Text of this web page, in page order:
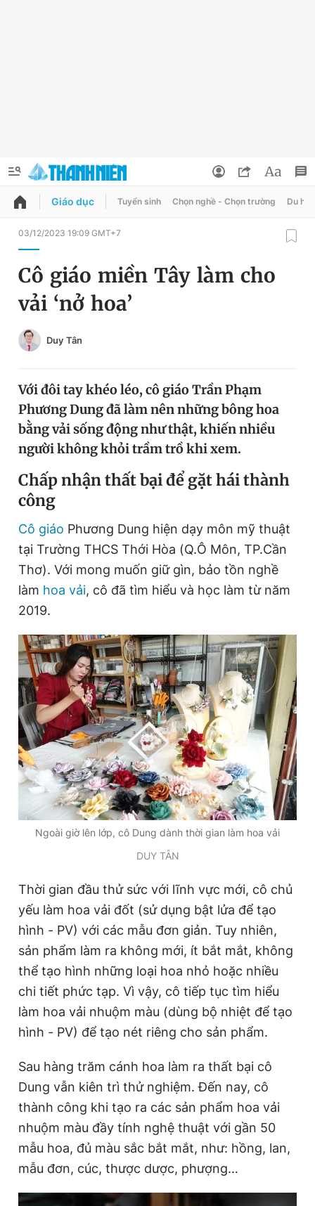
QUẢNG CÁO ĐẶT BÁO
Chuyên mục
Chuyên mục khác
Tin thị trường Tin 360
Video Magazine
Sản phẩm khác
Tiện ích Bạn cần biết
Thông tin tòa soạn Liên hệ quảng cáo
Đọc Thanh Niên trên điện thoại
Theo dõi báo trên
Hotline
0906 645 777
Liên hệ quảng cáo
0908 780 404
RSS Tòa soạn
Tổng biên tập: Nguyễn Ngọc Toàn
Phó tổng biên tập thường trực: Hải Thành
Phó tổng biên tập: Lâm Hiếu Dũng
Phó tổng biên tập: Trần Việt Hưng
Tổng thư ký tòa soạn: Đức Trung
Giấy phép xuất bản số 110/GP - BTTTT cấp ngày 24.3.2020
© 2003-2026 Bản quyền thuộc về Báo Thanh Niên. Cấm sao
chép dưới mọi hình thức nếu không có sự chấp thuận bằng văn
bản. Phát triển bởi ePi Technologies, JSC.
Đổi mật khẩu
Tin đã lưu
Tin đã xem
Đăng xuất
Giáo dục Tuyển sinh Chọn nghề - Chọn trường Du học
03/12/2023 19:09 GMT+7
Cô giáo miền Tây làm cho
vải ‘nở hoa’
Duy Tân
Với đôi tay khéo léo, cô giáo Trần Phạm
Phương Dung đã làm nên những bông hoa
bằng vải sống động như thật, khiến nhiều
người không khỏi trầm trồ khi xem.
Chấp nhận thất bại để gặt hái thành
công
Cô giáo Phương Dung hiện dạy môn mỹ thuật
tại Trường THCS Thới Hòa (Q.Ô Môn, TP.Cần
Thơ). Với mong muốn giữ gìn, bảo tồn nghề
làm hoa vải, cô đã tìm hiểu và học làm từ năm
2019.
Ngoài giờ lên lớp, cô Dung dành thời gian làm hoa vải
DUY TÂN
Thời gian đầu thử sức với lĩnh vực mới, cô chủ
yếu làm hoa vải đốt (sử dụng bật lửa để tạo
hình - PV) với các mẫu đơn giản. Tuy nhiên,
sản phẩm làm ra không mới, ít bắt mắt, không
thể tạo hình những loại hoa nhỏ hoặc nhiều
chi tiết phức tạp. Vì vậy, cô tiếp tục tìm hiểu
làm hoa vải nhuộm màu (dùng bộ nhiệt để tạo
hình - PV) để tạo nét riêng cho sản phẩm.
Sau hàng trăm cánh hoa làm ra thất bại cô
Dung vẫn kiên trì thử nghiệm. Đến nay, cô
thành công khi tạo ra các sản phẩm hoa vải
nhuộm màu đầy tính nghệ thuật với gần 50
mẫu hoa, đủ màu sắc bắt mắt, như: hồng, lan,
mẫu đơn, cúc, thược dược, phượng…